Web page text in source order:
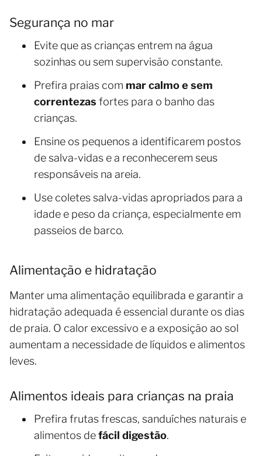
Segurança no mar
Evite que as crianças entrem na água
sozinhas ou sem supervisão constante.
Prefira praias com mar calmo e sem
correntezas fortes para o banho das
crianças.
Ensine os pequenos a identificarem postos
de salva-vidas e a reconhecerem seus
responsáveis na areia.
Use coletes salva-vidas apropriados para a
idade e peso da criança, especialmente em
passeios de barco.
Alimentação e hidratação
Manter uma alimentação equilibrada e garantir a
hidratação adequada é essencial durante os dias
de praia. O calor excessivo e a exposição ao sol
aumentam a necessidade de líquidos e alimentos
leves.
Alimentos ideais para crianças na praia
Prefira frutas frescas, sanduíches naturais e
alimentos defácil digestão.